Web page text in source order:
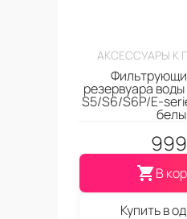
АКСЕССУАРЫ К
резервуара
S5/S6/S6P/E-
999
В
Купить в